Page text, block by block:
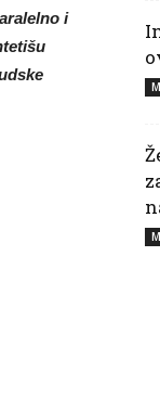
i